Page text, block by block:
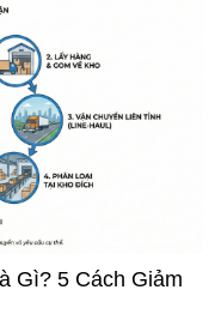
Gì? 5 Cách Giảm